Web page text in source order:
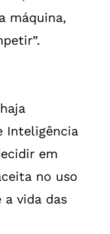
máquina,
Inteligência
em
no uso
a vida das